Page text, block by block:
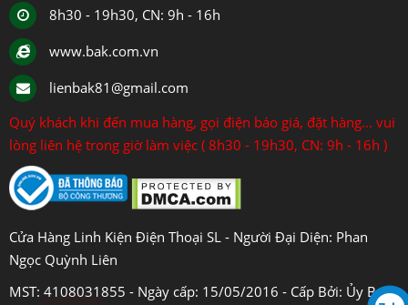
8h30 - 19h30, CN: 9h - 16h
www.bak.com.vn
lienbak81@gmail.com
Quý khách khi đến mua hàng, gọi điện báo giá, đặt hàng... vui
lòng liên hệ trong giờ làm việc ( 8h30 - 19h30, CN: 9h - 16h )
Cửa Hàng Linh Kiện Điện Thoại SL - Người Đại Diện: Phan
Ngọc Quỳnh Liên
MST: 4108031855 - Ngày cấp: 15/05/2016 - Cấp Bởi: Ủy Ban